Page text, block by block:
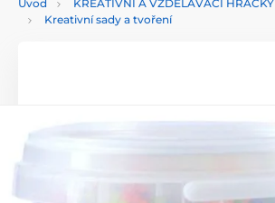
Úvod
KREATIVNÍ A VZDĚLÁVACÍ HRAČKY
Kreativní sady a tvoření